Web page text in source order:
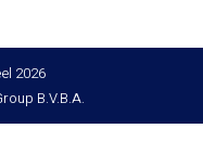
2026
B.V.B.A.